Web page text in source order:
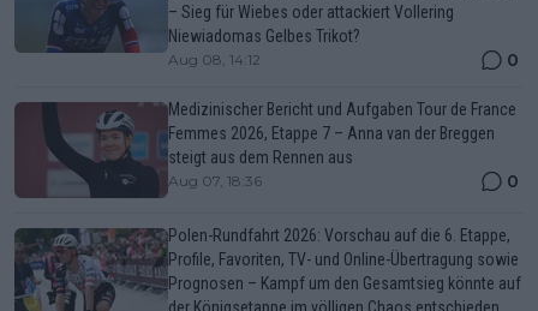
– Sieg für Wiebes oder attackiert Vollering
Niewiadomas Gelbes Trikot?
Aug 08, 14:12 0
Medizinischer Bericht und Aufgaben Tour de France
Femmes 2026, Etappe 7 – Anna van der Breggen
steigt aus dem Rennen aus
Aug 07, 18:36 0
Polen-Rundfahrt 2026: Vorschau auf die 6. Etappe,
Profile, Favoriten, TV- und Online-Übertragung sowie
Prognosen – Kampf um den Gesamtsieg könnte auf